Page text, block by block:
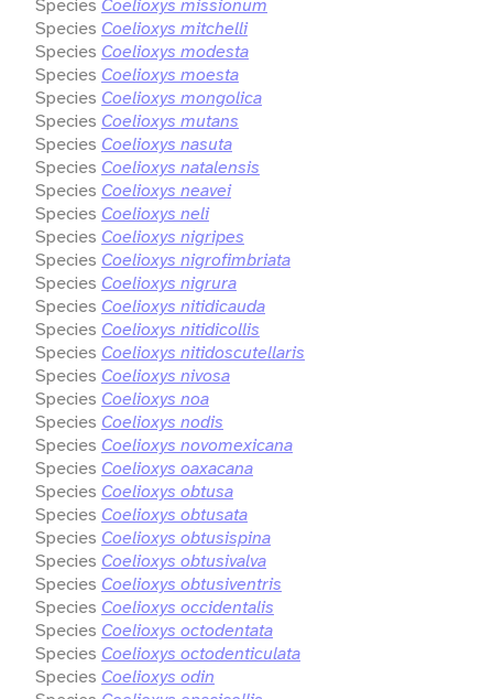
Species Coelioxys missionum
Species Coelioxys mitchelli
Species Coelioxys modesta
Species Coelioxys moesta
Species Coelioxys mongolica
Species Coelioxys mutans
Species Coelioxys nasuta
Species Coelioxys natalensis
Species Coelioxys neavei
Species Coelioxys neli
Species Coelioxys nigripes
Species Coelioxys nigrofimbriata
Species Coelioxys nigrura
Species Coelioxys nitidicauda
Species Coelioxys nitidicollis
Species Coelioxys nitidoscutellaris
Species Coelioxys nivosa
Species Coelioxys noa
Species Coelioxys nodis
Species Coelioxys novomexicana
Species Coelioxys oaxacana
Species Coelioxys obtusa
Species Coelioxys obtusata
Species Coelioxys obtusispina
Species Coelioxys obtusivalva
Species Coelioxys obtusiventris
Species Coelioxys occidentalis
Species Coelioxys octodentata
Species Coelioxys octodenticulata
Species Coelioxys odin